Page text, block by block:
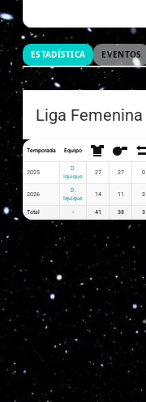
ESTADÍSTICA EVENTOS
Liga Femenina
Temporada Equipo
2025
D.
Iquique
27 27 0
2026
D.
Iquique
14 11 3
Total - 41 38 3